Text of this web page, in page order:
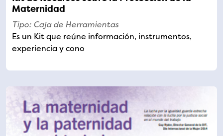
Maternidad
Tipo: Caja de Herramientas
Es un Kit que reúne información, instrumentos,
experiencia y cono